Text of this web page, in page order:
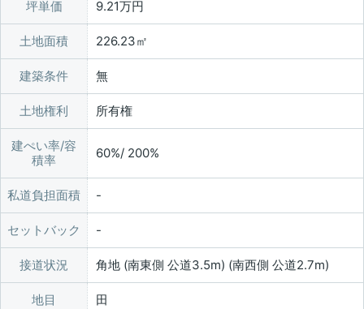
坪単価 9.21万円
土地面積 226.23㎡
建築条件 無
土地権利 所有権
建ぺい率/容
積率
60%/ 200%
私道負担面積
セットバック
接道状況 角地 (南東側 公道3.5m) (南西側 公道2.7m)
地目 田